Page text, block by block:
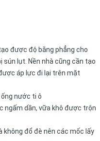
được độ bằng phẳng cho
sún lụt. Nền nhà cũng cần tạo
áp lực đi lại trên mặt
nước ti ô
ngấm dần, vữa khô được trộn
không đổ đè nên các mốc lấy